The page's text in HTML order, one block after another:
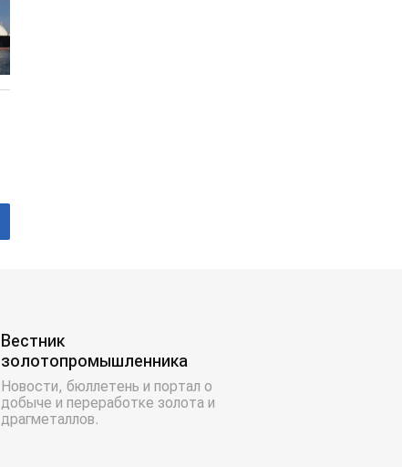
Вестник
золотопромышленника
Новости, бюллетень и портал о
добыче и переработке золота и
драгметаллов.